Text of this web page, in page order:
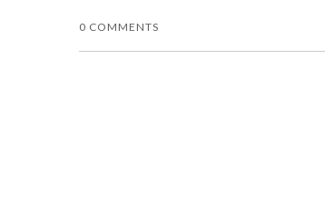
0 COMMENTS